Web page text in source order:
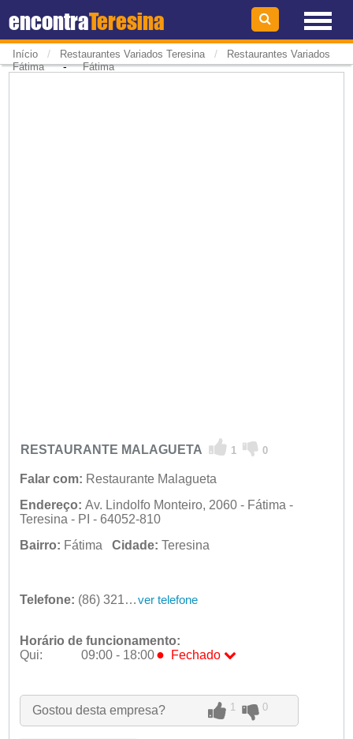
encontraTeresina
Início / Restaurantes Variados Teresina /
Restaurantes Variados
Fátima-Fátima
RESTAURANTE MALAGUETA 1 0
Falar com: Restaurante Malagueta
Endereço: Av. Lindolfo Monteiro, 2060 - Fátima -
Teresina - PI - 64052-810
Bairro: Fátima Cidade: Teresina
Telefone: (86) 3216-3961 ver telefone
Horário de funcionamento:
Qui:
09:00 - 18:00 ● Fechado
Qua:
09:00 - 18:00
Qui:
09:00 - 18:00● Fechado
Gostou desta empresa? 1 0